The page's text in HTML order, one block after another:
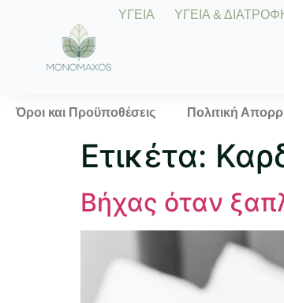
ΥΓΕΙΑ ΥΓΕΙΑ &
Όροι και Προϋποθέσεις Πολιτική
Ετικέτα:
Βήχας όταν